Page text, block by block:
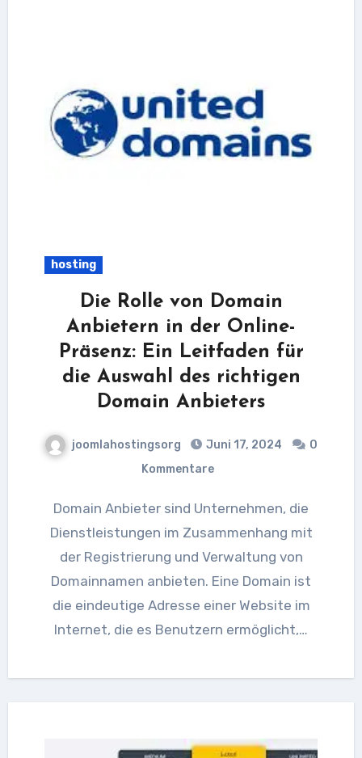
hosting
Die Rolle von Domain
Anbietern in der Online-
Präsenz: Ein Leitfaden für
die Auswahl des richtigen
Domain Anbieters
joomlahostingsorg Juni 17, 2024
0
Kommentare
Domain Anbieter sind Unternehmen, die
Dienstleistungen im Zusammenhang mit
der Registrierung und Verwaltung von
Domainnamen anbieten. Eine Domain ist
die eindeutige Adresse einer Website im
Internet, die es Benutzern ermöglicht,…